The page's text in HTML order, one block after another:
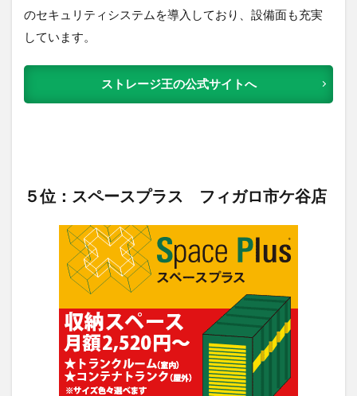
のセキュリティシステムを導入しており、設備面も充実
しています。
ストレージ王の公式サイトへ
５位：スペースプラス フィガロ市ケ谷店